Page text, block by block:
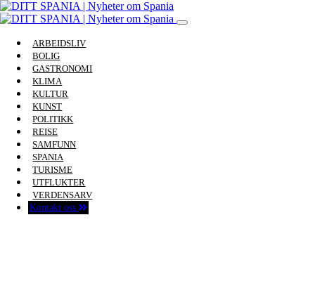
ARBEIDSLIV
BOLIG
GASTRONOMI
KLIMA
KULTUR
KUNST
POLITIKK
REISE
SAMFUNN
SPANIA
TURISME
UTFLUKTER
VERDENSARV
Kontakt oss